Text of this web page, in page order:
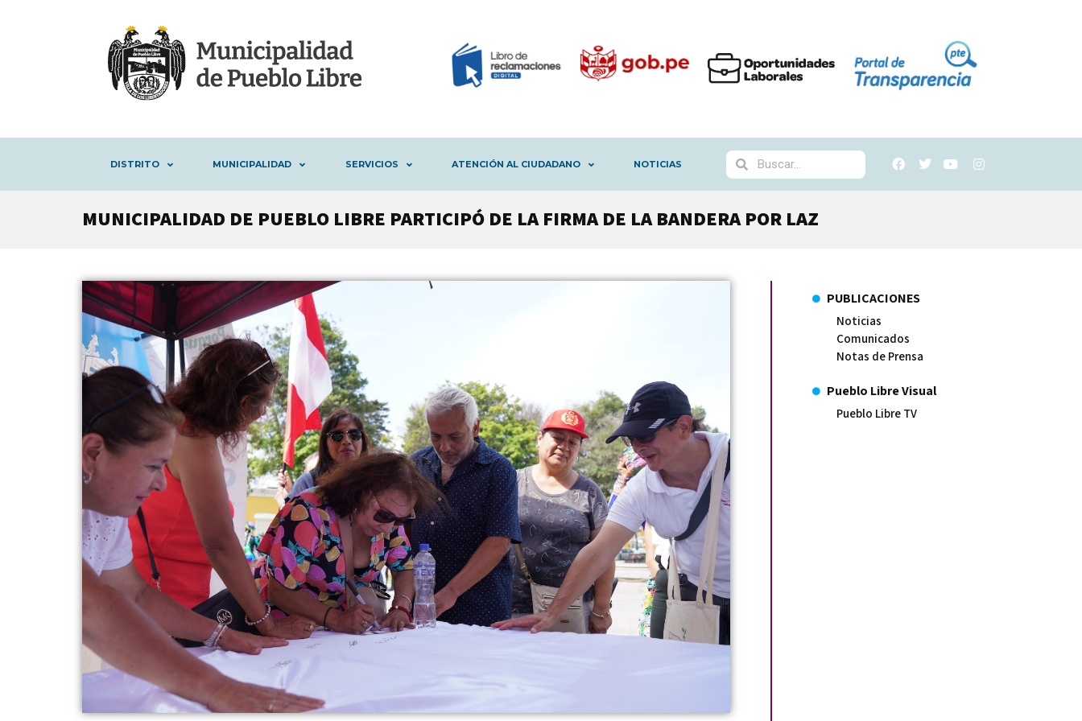
DISTRITO MUNICIPALIDAD SERVICIOS ATENCIÓN AL CIUDADANO NOTICIAS
MUNICIPALIDAD DE PUEBLO LIBRE PARTICIPÓ DE LA FIRMA DE LA BANDERA POR LAZ
PUBLICACIONES
Noticias
Comunicados
Notas de Prensa
Pueblo Libre Visual
Pueblo Libre TV